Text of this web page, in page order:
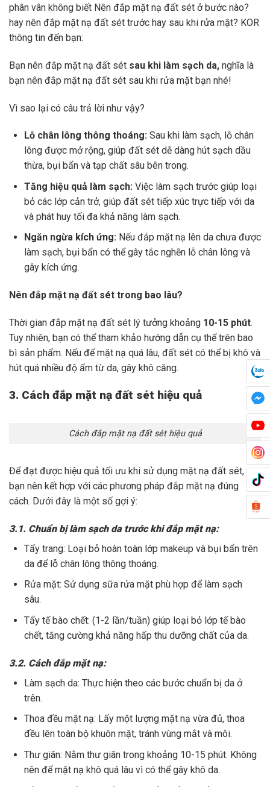
phân vân không biết Nên đắp mặt nạ đất sét ở bước nào?
hay nên đắp mặt nạ đất sét trước hay sau khi rửa mặt? KOR
thông tin đến bạn:
Bạn nên đắp mặt nạ đất sét sau khi làm sạch da, nghĩa là
bạn nên đắp mặt nạ đất sét sau khi rửa mặt bạn nhé!
Vì sao lại có câu trả lời như vậy?
Lỗ chân lông thông thoáng: Sau khi làm sạch, lỗ chân
lông được mở rộng, giúp đất sét dễ dàng hút sạch dầu
thừa, bụi bẩn và tạp chất sâu bên trong.
Tăng hiệu quả làm sạch: Việc làm sạch trước giúp loại
bỏ các lớp cản trở, giúp đất sét tiếp xúc trực tiếp với da
và phát huy tối đa khả năng làm sạch.
Ngăn ngừa kích ứng: Nếu đắp mặt nạ lên da chưa được
làm sạch, bụi bẩn có thể gây tắc nghẽn lỗ chân lông và
gây kích ứng.
Nên đắp mặt nạ đất sét trong bao lâu?
Thời gian đắp mặt nạ đất sét lý tưởng khoảng 10-15 phút.
Tuy nhiên, bạn có thể tham khảo hướng dẫn cụ thể trên bao
bì sản phẩm. Nếu để mặt nạ quá lâu, đất sét có thể bị khô và
hút quá nhiều độ ẩm từ da, gây khô căng.
3. Cách đắp mặt nạ đất sét hiệu quả
Cách đắp mặt nạ đất sét hiệu quả
Để đạt được hiệu quả tối ưu khi sử dụng mặt nạ đất sét,
bạn nên kết hợp với các phương pháp đắp mặt nạ đúng
cách. Dưới đây là một số gợi ý:
3.1. Chuẩn bị làm sạch da trước khi đắp mặt nạ:
Tẩy trang: Loại bỏ hoàn toàn lớp makeup và bụi bẩn trên
da để lỗ chân lông thông thoáng.
Rửa mặt: Sử dụng sữa rửa mặt phù hợp để làm sạch
sâu.
Tẩy tế bào chết: (1-2 lần/tuần) giúp loại bỏ lớp tế bào
chết, tăng cường khả năng hấp thu dưỡng chất của da.
3.2. Cách đắp mặt nạ:
Làm sạch da: Thực hiện theo các bước chuẩn bị da ở
trên.
Thoa đều mặt nạ: Lấy một lượng mặt nạ vừa đủ, thoa
đều lên toàn bộ khuôn mặt, tránh vùng mắt và môi.
Thư giãn: Nằm thư giãn trong khoảng 10-15 phút. Không
nên để mặt nạ khô quá lâu vì có thể gây khô da.